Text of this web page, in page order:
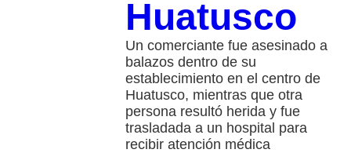
Huatusco
Un comerciante fue asesinado a
balazos dentro de su
establecimiento en el centro de
Huatusco, mientras que otra
persona resultó herida y fue
trasladada a un hospital para
recibir atención médica